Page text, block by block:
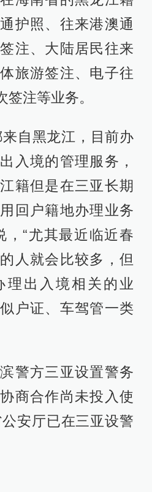
护照、往来港澳通
注、大陆居民往来
旅游签注、电子往
注等业务。
自黑龙江，目前办
入境的管理服务，
籍但是在三亚长期
回户籍地办理业务
，“尤其最近临近春
人就会比较多，但
理出入境相关的业
户证、车驾管一类
警方三亚设置警务
商合作尚未投入使
安厅已在三亚设警